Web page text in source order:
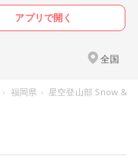
アプリで開く
全国
福岡県 星空登山部 Snow &